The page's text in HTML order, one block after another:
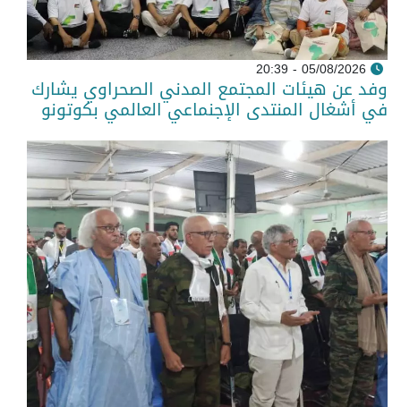
05/08/2026 - 20:39
وفد عن هيئات المجتمع المدني الصحراوي يشارك
في أشغال المنتدى الإجنماعي العالمي بكوتونو